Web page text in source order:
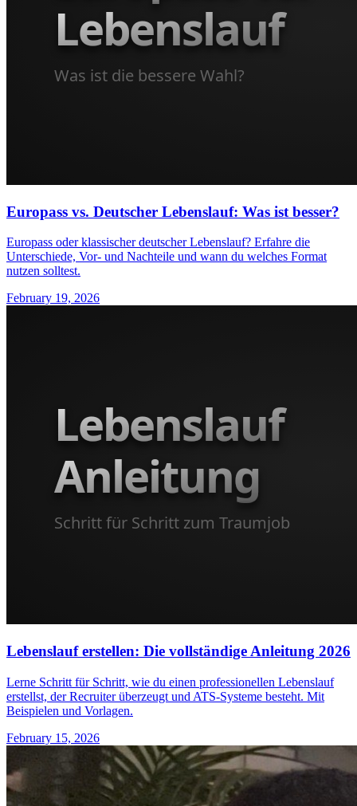
Europass vs. Deutscher Lebenslauf: Was ist besser?
Europass oder klassischer deutscher Lebenslauf? Erfahre die
Unterschiede, Vor- und Nachteile und wann du welches Format
nutzen solltest.
February 19, 2026
Lebenslauf erstellen: Die vollständige Anleitung 2026
Lerne Schritt für Schritt, wie du einen professionellen Lebenslauf
erstellst, der Recruiter überzeugt und ATS-Systeme besteht. Mit
Beispielen und Vorlagen.
February 15, 2026